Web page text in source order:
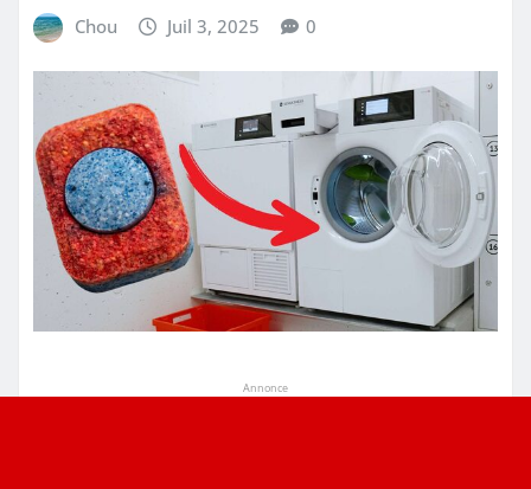
Chou Juil 3, 2025 0
Annonce